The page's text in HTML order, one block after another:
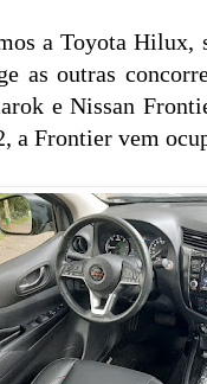
a Toyota Hilux,
as outras
e Nissan
a Frontier vem